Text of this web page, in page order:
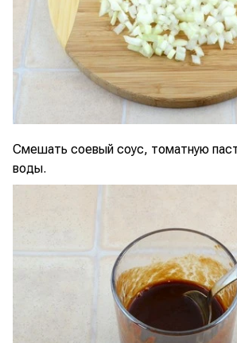
Смешать соевый соус, томатную
воды.